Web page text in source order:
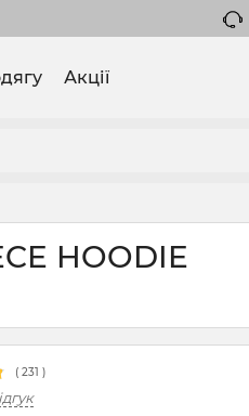
Акції
HOODIE
( 231 )